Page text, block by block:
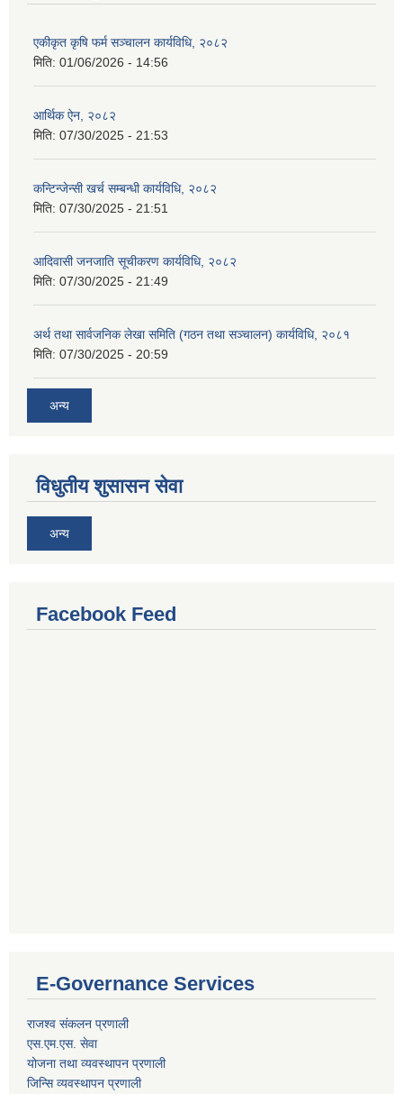
एकीकृत कृषि फर्म सञ्चालन कार्यविधि, २०८२
मिति: 01/06/2026 - 14:56
आर्थिक ऐन, २०८२
मिति: 07/30/2025 - 21:53
कन्टिन्जेन्सी खर्च सम्बन्धी कार्यविधि, २०८२
मिति: 07/30/2025 - 21:51
आदिवासी जनजाति सूचीकरण कार्यविधि, २०८२
मिति: 07/30/2025 - 21:49
अर्थ तथा सार्वजनिक लेखा समिति (गठन तथा सञ्चालन) कार्यविधि, २०८१
मिति: 07/30/2025 - 20:59
अन्य
विधुतीय शुसासन सेवा
अन्य
Facebook Feed
E-Governance Services
राजश्व संकलन प्रणाली
एस.एम.एस. सेवा
योजना तथा व्यवस्थापन प्रणाली
जिन्सि व्यवस्थापन प्रणाली